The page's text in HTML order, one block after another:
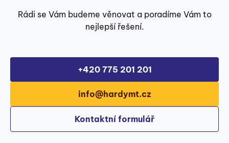
Rádi se Vám budeme věnovat a poradíme Vám to
nejlepší řešení.
+420 775 201 201
info@hardymt.cz
Kontaktní formulář